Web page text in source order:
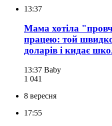
13:37
Мама хотіла
працею: той
доларів і кидає
13:37 Baby
1 041
8 вересня
17:55